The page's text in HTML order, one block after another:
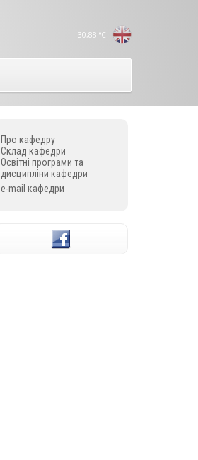
30,88 °C
Про кафедру
Склад кафедри
Освітні програми та
дисципліни кафедри
e-mail кафедри